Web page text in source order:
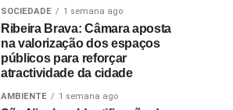
SOCIEDADE 1 semana ago
Ribeira Brava: Câmara aposta
na valorização dos espaços
públicos para reforçar
atractividade da cidade
AMBIENTE 1 semana ago